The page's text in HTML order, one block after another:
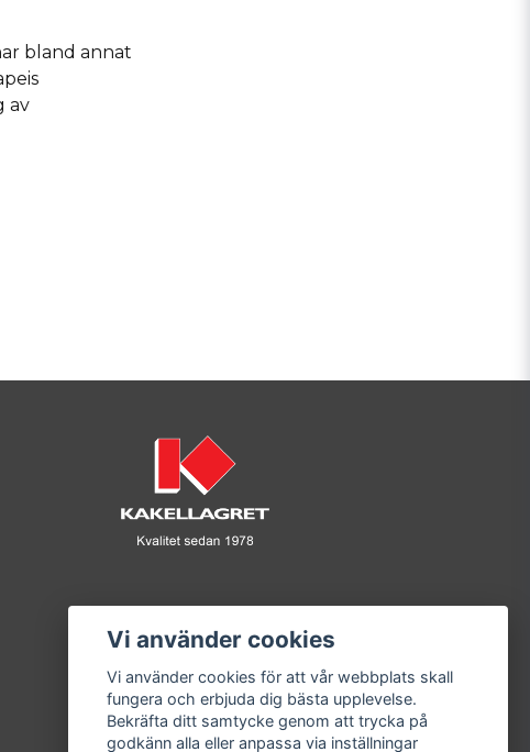
bland annat
av
Vi använder cookies
Vi använder cookies för att vår webbplats skall
fungera och erbjuda dig bästa upplevelse.
Bekräfta ditt samtycke genom att trycka på
godkänn alla eller anpassa via inställningar